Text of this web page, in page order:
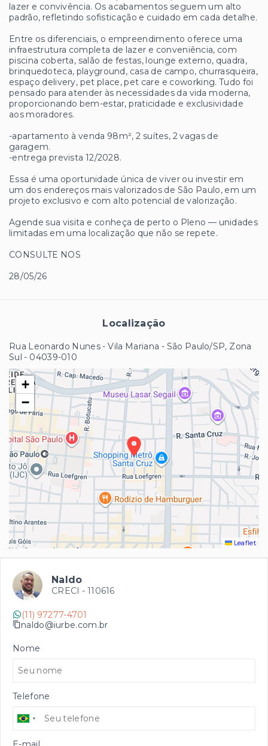
lazer e convivência. Os acabamentos seguem um alto
padrão, refletindo sofisticação e cuidado em cada detalhe.
Entre os diferenciais, o empreendimento oferece uma
infraestrutura completa de lazer e conveniência, com
piscina coberta, salão de festas, lounge externo, quadra,
brinquedoteca, playground, casa de campo, churrasqueira,
espaço delivery, pet place, pet care e coworking. Tudo foi
pensado para atender às necessidades da vida moderna,
proporcionando bem-estar, praticidade e exclusividade
aos moradores.
-apartamento à venda 98m², 2 suítes, 2 vagas de
garagem.
-entrega prevista 12/2028.
Essa é uma oportunidade única de viver ou investir em
um dos endereços mais valorizados de São Paulo, em um
projeto exclusivo e com alto potencial de valorização.
Agende sua visita e conheça de perto o Pleno — unidades
limitadas em uma localização que não se repete.
CONSULTE NOS
28/05/26
Localização
Rua Leonardo Nunes - Vila Mariana - São Paulo/SP, Zona
Sul - 04039-010
+
−
Leaflet
Naldo
CRECI - 110616
(11) 97277-4701
naldo@iurbe.com.br
Nome
Telefone